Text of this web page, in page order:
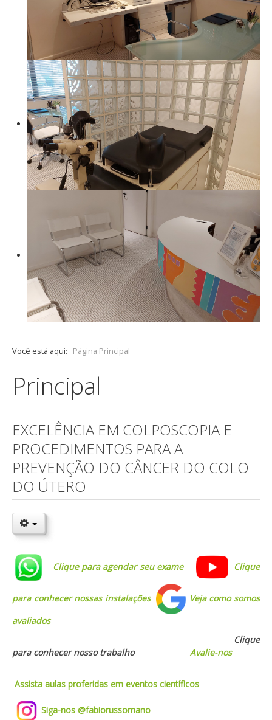
Você está aqui: Página Principal
Principal
EXCELÊNCIA EM COLPOSCOPIA E
PROCEDIMENTOS PARA A
PREVENÇÃO DO CÂNCER DO COLO
DO ÚTERO
Clique para agendar seu exame Clique
para conhecer nossas instalações
Veja como somos
avaliados
Clique
para conhecer nosso trabalho
Avalie-nos
Assista aulas proferidas em eventos científicos
Siga-nos @fabiorussomano